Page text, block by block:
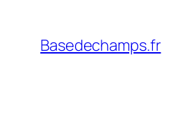
content
Basedechamps.fr